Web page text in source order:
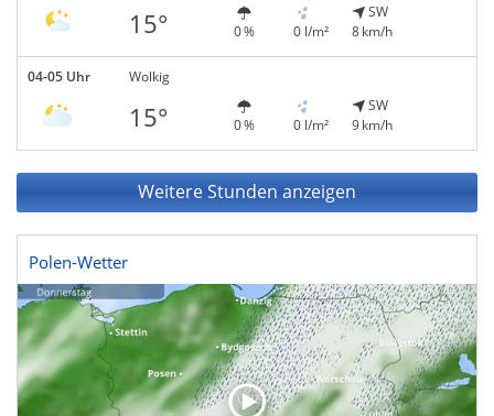
15° 0 % 0 l/m²
SW
8 km/h
04-05 Uhr Wolkig
15° 0 % 0 l/m²
SW
9 km/h
Weitere Stunden anzeigen
Polen-Wetter